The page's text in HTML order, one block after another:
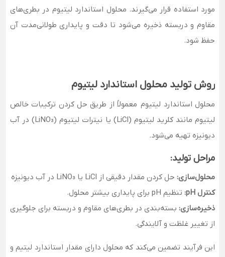
مورد استفاده قرار می‌گیرند. محلول استاندارد لیتیوم در بطری‌های
مقاوم و دربسته ذخیره می‌شود تا دقت و پایداری طولانی‌مدت آن
حفظ شود.
روش تولید محلول استاندارد لیتیوم
محلول استاندارد لیتیوم معمولاً از طریق حل کردن ترکیبات خالص
لیتیوم مانند کلرید لیتیوم (LiCl) یا نیترات لیتیوم (LiNO₃) در آب
دیونیزه تهیه می‌شود.
مراحل تولید:
محلول‌سازی: حل کردن مقدار دقیقی از LiCl یا LiNO₃ در آب دیونیزه
کنترل pH:
تنظیم pH برای پایداری بیشتر محلول.
ذخیره‌سازی: بسته‌بندی در بطری‌های مقاوم و دربسته برای جلوگیری
از تغییر غلظت و آلایندگی.
این فرآیند تضمین می‌کند که محلول دارای مقدار استاندارد لیتیم و